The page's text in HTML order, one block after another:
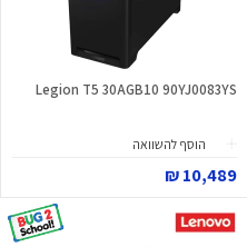
Legion T5 30AGB10 90YJ0083YS
הוסף להשוואה
10,489 ₪